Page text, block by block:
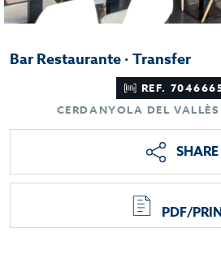
Bar Restaurante · Transfer
REF.
CERDANYOLA DEL
SHARE
PDF/